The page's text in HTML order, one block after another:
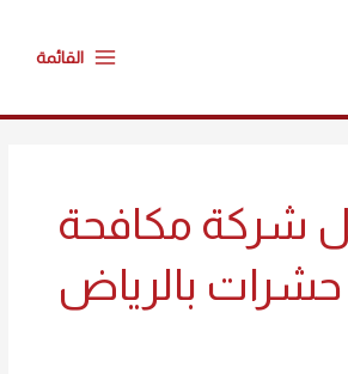
Menuالقائمة
شركة مكافحة
حشرات بالرياض